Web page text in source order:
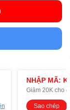
NHẬP MÃ:
Giảm 20K cho
Sao chép